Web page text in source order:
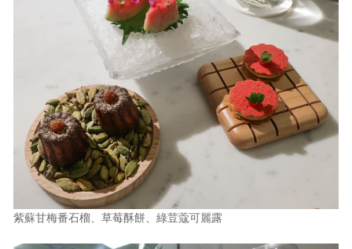
紫蘇甘梅番石榴、草莓酥餅、綠荳蔻可麗露